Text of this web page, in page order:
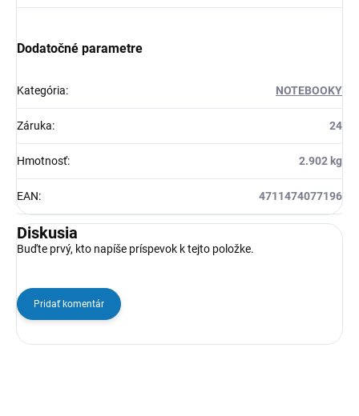
Dodatočné parametre
Kategória: NOTEBOOKY
Záruka: 24
Hmotnosť: 2.902 kg
EAN: 4711474077196
Diskusia
Buďte prvý, kto napíše príspevok k tejto položke.
Pridať komentár